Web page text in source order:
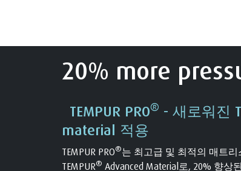
20% more
TEMPUR PRO® - 새로워진
material 적용
TEMPUR PRO®는 최고급 및 최적의 매트
TEMPUR® Advanced Material로, 20% 향